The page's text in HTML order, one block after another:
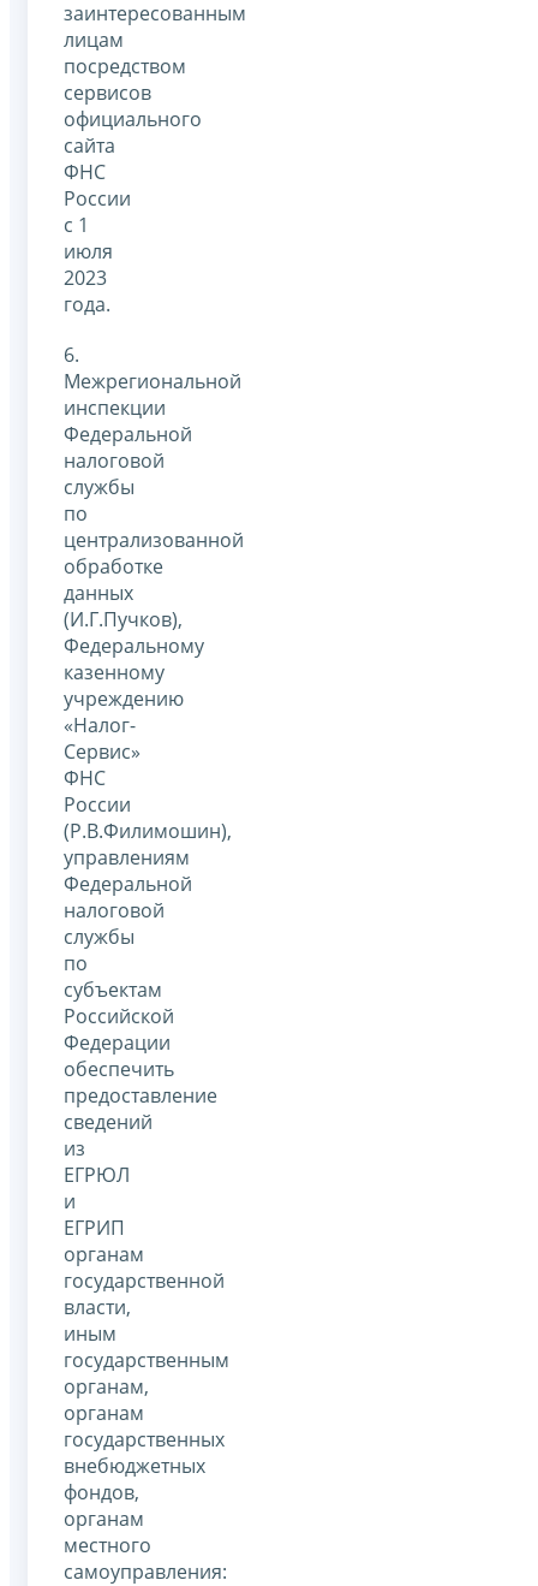
заинтересованным
лицам
посредством
сервисов
официального
сайта
ФНС
России
с 1
июля
2023
года.
6.
Межрегиональной
инспекции
Федеральной
налоговой
службы
по
централизованной
обработке
данных
(И.Г.Пучков),
Федеральному
казенному
учреждению
«Налог-
Сервис»
ФНС
России
(Р.В.Филимошин),
управлениям
Федеральной
налоговой
службы
по
субъектам
Российской
Федерации
обеспечить
предоставление
сведений
из
ЕГРЮЛ
и
ЕГРИП
органам
государственной
власти,
иным
государственным
органам,
органам
государственных
внебюджетных
фондов,
органам
местного
самоуправления: